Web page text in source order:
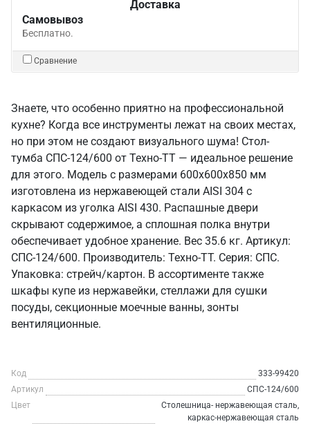
Доставка
Самовывоз
Бесплатно.
Сравнение
Знаете, что особенно приятно на профессиональной
кухне? Когда все инструменты лежат на своих местах,
но при этом не создают визуального шума! Стол-
тумба СПС-124/600 от Техно-ТТ — идеальное решение
для этого. Модель с размерами 600x600x850 мм
изготовлена из нержавеющей стали AISI 304 с
каркасом из уголка AISI 430. Распашные двери
скрывают содержимое, а сплошная полка внутри
обеспечивает удобное хранение. Вес 35.6 кг. Артикул:
СПС-124/600. Производитель: Техно-ТТ. Серия: СПС.
Упаковка: стрейч/картон. В ассортименте также
шкафы купе из нержавейки, стеллажи для сушки
посуды, секционные моечные ванны, зонты
вентиляционные.
Код
333-99420
Артикул
СПС-124/600
Цвет
Столешница- нержавеющая сталь,
каркас-нержавеющая сталь